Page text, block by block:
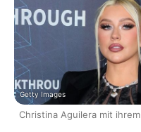
Getty Images
Christina Aguilera mit